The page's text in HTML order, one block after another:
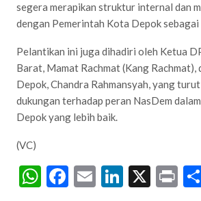
segera merapikan struktur internal dan
dengan Pemerintah Kota Depok
Pelantikan ini juga dihadiri oleh Ketua
Barat, Mamat Rachmat (Kang
Depok, Chandra Rahmansyah, yang
dukungan terhadap peran NasDem
Depok yang lebih baik.
(VC)
WhatsApp
Facebook
EmailLinkedIn
X